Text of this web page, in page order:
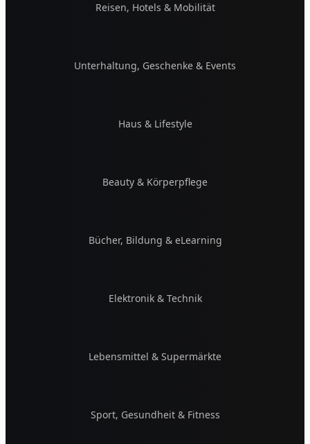
Reisen, Hotels & Mobilität
Unterhaltung, Geschenke & Events
Haus & Lifestyle
Beauty & Körperpflege
Bücher, Bildung & eLearning
Elektronik & Technik
Lebensmittel & Supermärkte
Sport, Gesundheit & Fitness